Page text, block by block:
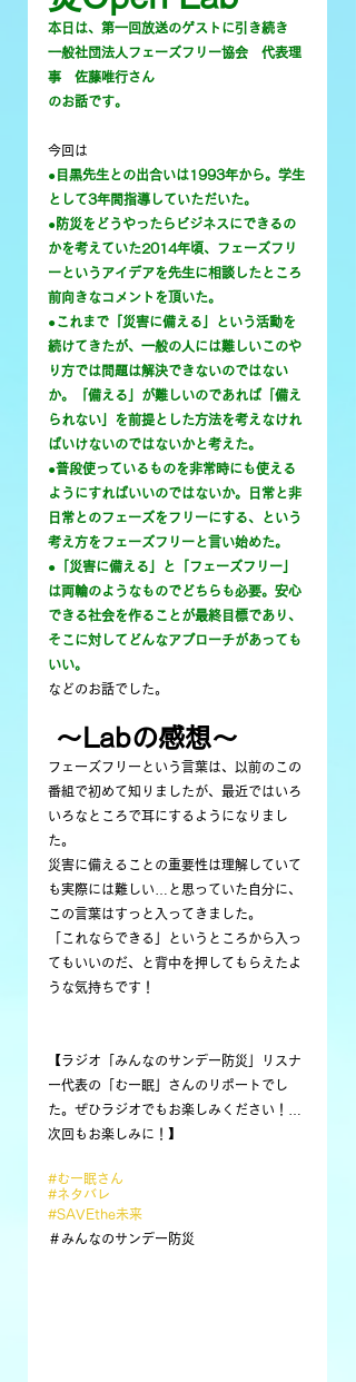
本日は、第一回放送のゲストに引き続き
一般社団法人フェーズフリー協会　代表理
事　佐藤唯行さん
のお話です。
今回は
●目黒先生との出合いは1993年から。学生
として3年間指導していただいた。
●防災をどうやったらビジネスにできるの
かを考えていた2014年頃、フェーズフリ
ーというアイデアを先生に相談したところ
前向きなコメントを頂いた。
●これまで「災害に備える」という活動を
続けてきたが、一般の人には難しいこのや
り方では問題は解決できないのではない
か。「備える」が難しいのであれば「備え
られない」を前提とした方法を考えなけれ
ばいけないのではないかと考えた。
●普段使っているものを非常時にも使える
ようにすればいいのではないか。日常と非
日常とのフェーズをフリーにする、という
考え方をフェーズフリーと言い始めた。
●「災害に備える」と「フェーズフリー」
は両輪のようなものでどちらも必要。安心
できる社会を作ることが最終目標であり、
そこに対してどんなアプローチがあっても
いい。
などのお話でした。
〜Labの感想〜
フェーズフリーという言葉は、以前のこの
番組で初めて知りましたが、最近ではいろ
いろなところで耳にするようになりまし
た。
災害に備えることの重要性は理解していて
も実際には難しい…と思っていた自分に、
この言葉はすっと入ってきました。
「これならできる」というところから入っ
てもいいのだ、と背中を押してもらえたよ
うな気持ちです！
【ラジオ「みんなのサンデー防災」リスナ
ー代表の「むー眠」さんのリポートでし
た。ぜひラジオでもお楽しみください！…
次回もお楽しみに！】
#むー眠さん
#ネタバレ
#SAVEthe未来
＃みんなのサンデー防災